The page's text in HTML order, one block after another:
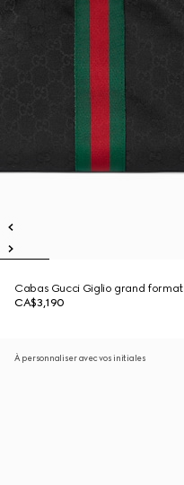
Cabas Gucci Giglio grand format
CA$3,190
À personnaliser avec vos initiales